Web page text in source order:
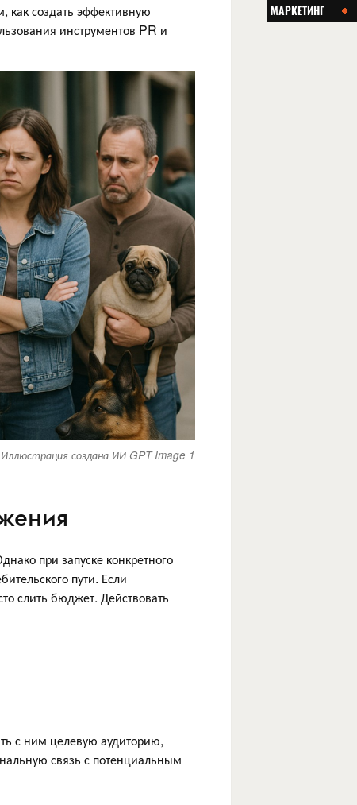
создать эффективную
инструментов PR и
Иллюстрация создана ИИ GPT Image 1
при запуске конкретного
пути. Если
слить бюджет. Действовать
с ним целевую аудиторию,
связь с потенциальным